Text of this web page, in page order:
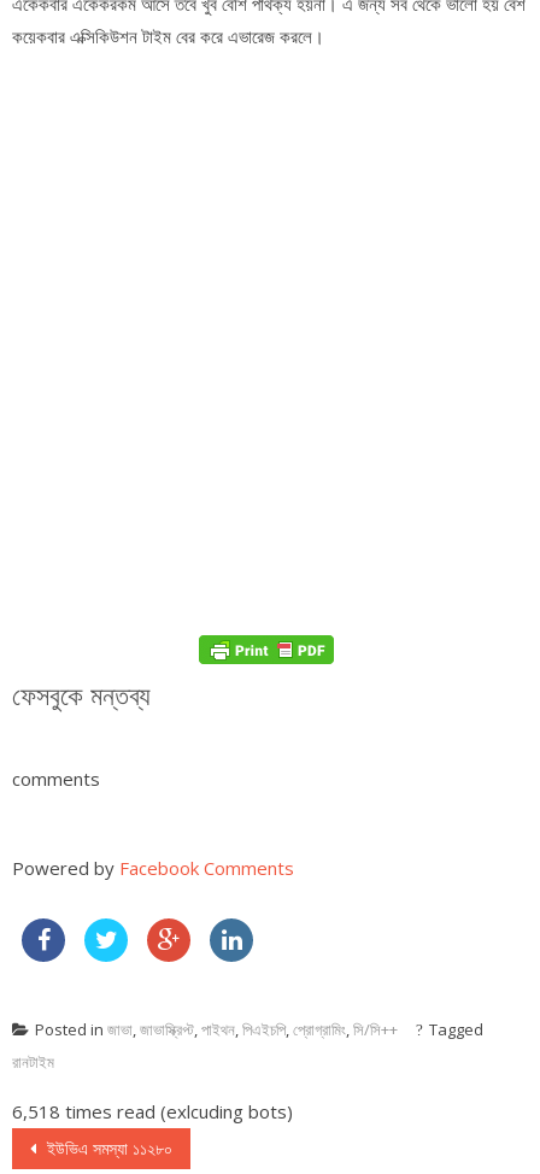
কয়েকবার এক্সিকিউশন টাইম বের করে এভারেজ করলে।
ফেসবুকে মন্তব্য
comments
Powered by Facebook Comments
Posted in জাভা,জাভাস্ক্রিপ্ট,পাইথন,পিএইচপি,প্রোগ্রামিং,সি/সি++
Tagged
রানটাইম
6,518 times read (exlcuding bots)
Post navigation
ইউভিএ সমস্যা ১১২৮০